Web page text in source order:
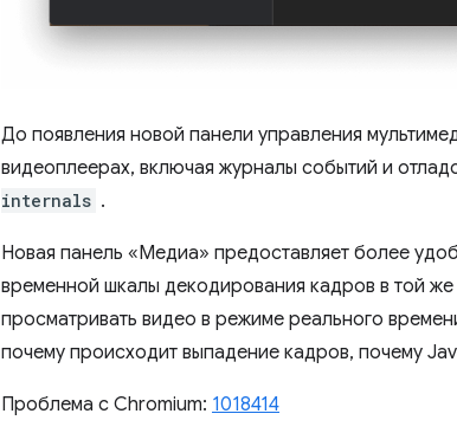
До появления новой панели управления
видеоплеерах, включая журналы событий и
internals .
Новая панель «Медиа» предоставляет более
временной шкалы декодирования кадров в той
просматривать видео в режиме реального
почему происходит выпадение кадров, почему
Проблема с Chromium: 1018414